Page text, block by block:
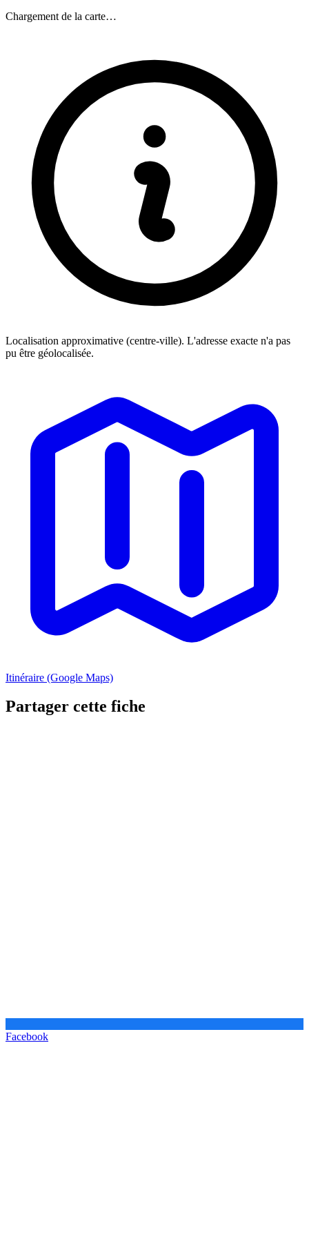
Chargement de la carte…
Localisation approximative (centre-ville). L'adresse exacte n'a pas
pu être géolocalisée.
Itinéraire (Google Maps)
Partager cette fiche
Facebook